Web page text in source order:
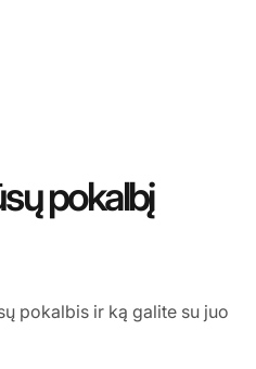
pokalbį
pokalbis ir ką galite su juo